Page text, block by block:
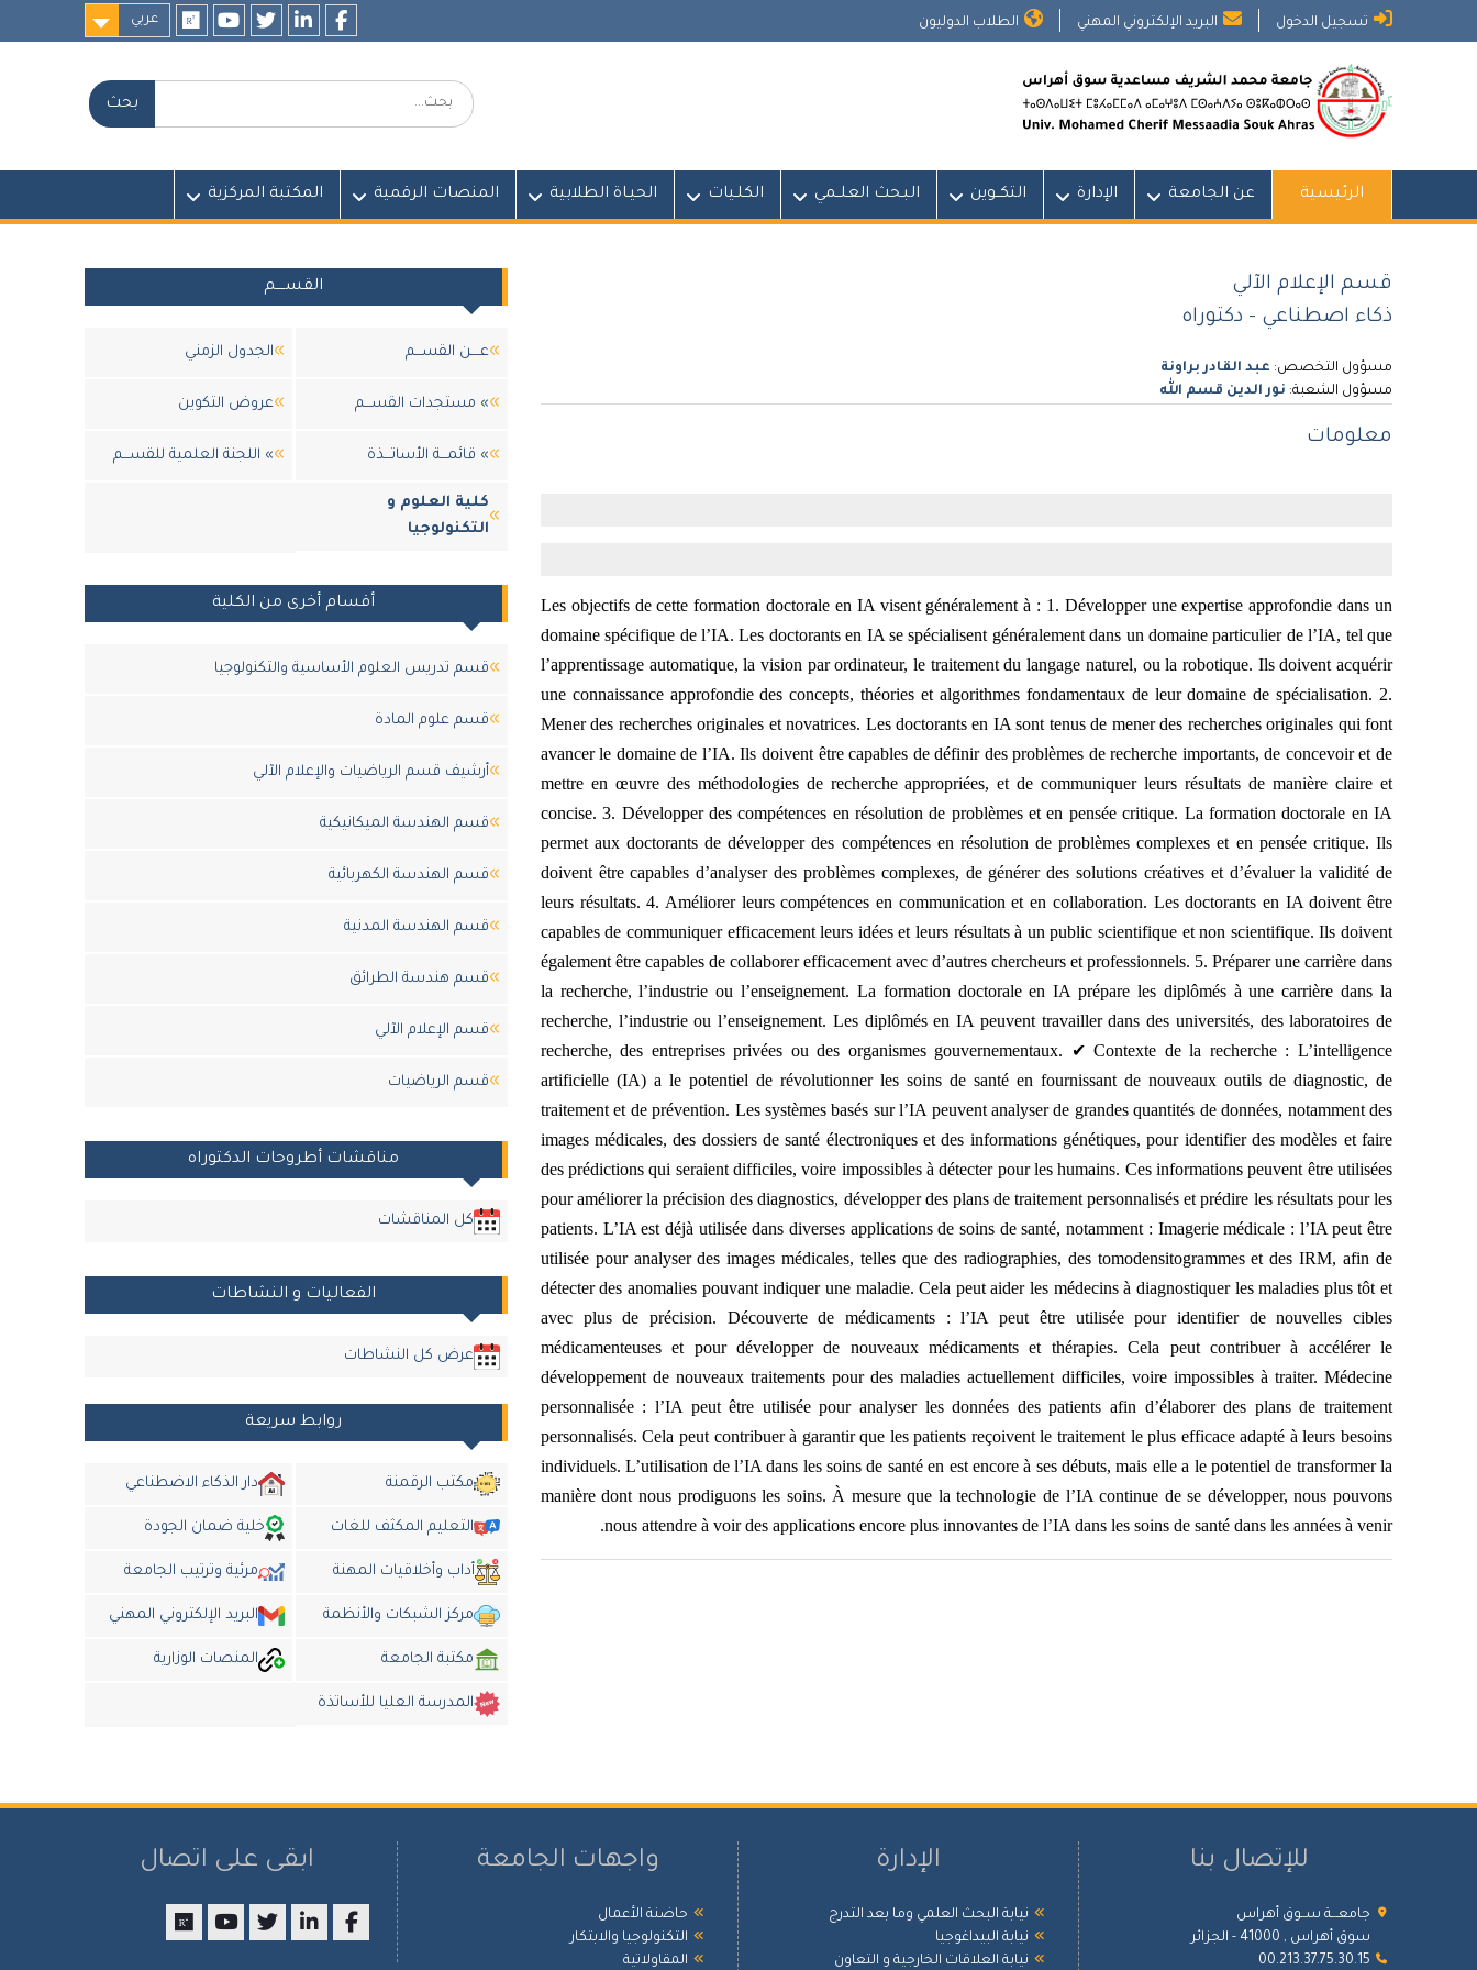
تسجيل الدخول البريد الإلكتروني المهني الطلاب الدوليون
عربي
بحث:
الرئيسية عن الجامعة الإدارة التكــوين البـحث العلــمي الكلـيات الحيـاة الطلابية المنصات الرقمية المكتبة المركزية
قسم الإعلام الآلي
ذكاء اصطناعي - دكتوراه
مسؤول التخصص: عبد القادر براونة
مسؤول الشعبة: نور الدين قسم الله
معلومات
Les objectifs de cette formation doctorale en IA visent généralement à : 1. Développer une expertise approfondie dans un
domaine spécifique de l’IA. Les doctorants en IA se spécialisent généralement dans un domaine particulier de l’IA, tel que
l’apprentissage automatique, la vision par ordinateur, le traitement du langage naturel, ou la robotique. Ils doivent acquérir
une connaissance approfondie des concepts, théories et algorithmes fondamentaux de leur domaine de spécialisation. 2.
Mener des recherches originales et novatrices. Les doctorants en IA sont tenus de mener des recherches originales qui font
avancer le domaine de l’IA. Ils doivent être capables de définir des problèmes de recherche importants, de concevoir et de
mettre en œuvre des méthodologies de recherche appropriées, et de communiquer leurs résultats de manière claire et
concise. 3. Développer des compétences en résolution de problèmes et en pensée critique. La formation doctorale en IA
permet aux doctorants de développer des compétences en résolution de problèmes complexes et en pensée critique. Ils
doivent être capables d’analyser des problèmes complexes, de générer des solutions créatives et d’évaluer la validité de
leurs résultats. 4. Améliorer leurs compétences en communication et en collaboration. Les doctorants en IA doivent être
capables de communiquer efficacement leurs idées et leurs résultats à un public scientifique et non scientifique. Ils doivent
également être capables de collaborer efficacement avec d’autres chercheurs et professionnels. 5. Préparer une carrière dans
la recherche, l’industrie ou l’enseignement. La formation doctorale en IA prépare les diplômés à une carrière dans la
recherche, l’industrie ou l’enseignement. Les diplômés en IA peuvent travailler dans des universités, des laboratoires de
recherche, des entreprises privées ou des organismes gouvernementaux. ✔ Contexte de la recherche : L’intelligence
artificielle (IA) a le potentiel de révolutionner les soins de santé en fournissant de nouveaux outils de diagnostic, de
traitement et de prévention. Les systèmes basés sur l’IA peuvent analyser de grandes quantités de données, notamment des
images médicales, des dossiers de santé électroniques et des informations génétiques, pour identifier des modèles et faire
des prédictions qui seraient difficiles, voire impossibles à détecter pour les humains. Ces informations peuvent être utilisées
pour améliorer la précision des diagnostics, développer des plans de traitement personnalisés et prédire les résultats pour les
patients. L’IA est déjà utilisée dans diverses applications de soins de santé, notamment : Imagerie médicale : l’IA peut être
utilisée pour analyser des images médicales, telles que des radiographies, des tomodensitogrammes et des IRM, afin de
détecter des anomalies pouvant indiquer une maladie. Cela peut aider les médecins à diagnostiquer les maladies plus tôt et
avec plus de précision. Découverte de médicaments : l’IA peut être utilisée pour identifier de nouvelles cibles
médicamenteuses et pour développer de nouveaux médicaments et thérapies. Cela peut contribuer à accélérer le
développement de nouveaux traitements pour des maladies actuellement difficiles, voire impossibles à traiter. Médecine
personnalisée : l’IA peut être utilisée pour analyser les données des patients afin d’élaborer des plans de traitement
personnalisés. Cela peut contribuer à garantir que les patients reçoivent le traitement le plus efficace adapté à leurs besoins
individuels. L’utilisation de l’IA dans les soins de santé en est encore à ses débuts, mais elle a le potentiel de transformer la
manière dont nous prodiguons les soins. À mesure que la technologie de l’IA continue de se développer, nous pouvons
nous attendre à voir des applications encore plus innovantes de l’IA dans les soins de santé dans les années à venir.
القســــم
عــــن القســـم الجدول الزمني
» مستجدات القســـم عروض التكوين
» قائمـــة الأساتـــذة » اللجنة العلمية للقســـم
كلية العلوم و
التكنولوجيا
أقسام أخرى من الكلية
قسم تدريس العلوم الأساسية والتكنولوجيا
قسم علوم المادة
أرشيف قسم الرياضيات والإعلام الآلي
قسم الهندسة الميكانيكية
قسم الهندسة الكهربائية
قسم الهندسة المدنية
قسم هندسة الطرائق
قسم الإعلام الآلي
قسم الرياضيات
مناقشات أطروحات الدكتوراه
كل المناقشات
الفعاليات و النشاطات
عرض كل النشاطات
روابط سريعة
مكتب الرقمنة دار الذكاء الاضطناعي
التعليم المكثف للغات خلية ضمان الجودة
أداب وأخلاقيات المهنة مرئية وترتيب الجامعة
مركز الشبكات والأنظمة البريد الإلكتروني المهني
مكتبة الجامعة المنصات الوزارية
المدرسة العليا للأساتذة
للإتصال بنا
جامعـــة ســوق أهراس
سوق أهراس , 41000 - الجزائر
00.213.37.75.30.15
الإدارة
نيابة البحث العلمي وما بعد التدرج
نيابة البيداغوجيا
نيابة العلاقات الخارجية و التعاون
واجهات الجامعة
حاضنة الأعمال
التكنولوجيا والابتكار
المقاولاتية
ابقى على اتصال